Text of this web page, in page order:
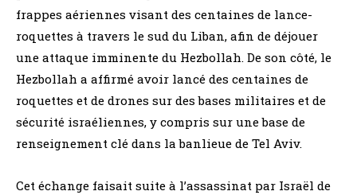
frappes aériennes visant des centaines de lance-
roquettes à travers le sud du Liban, afin de déjouer
une attaque imminente du Hezbollah. De son côté, le
Hezbollah a affirmé avoir lancé des centaines de
roquettes et de drones sur des bases militaires et de
sécurité israéliennes, y compris sur une base de
renseignement clé dans la banlieue de Tel Aviv.
Cet échange faisait suite à l’assassinat par Israël de